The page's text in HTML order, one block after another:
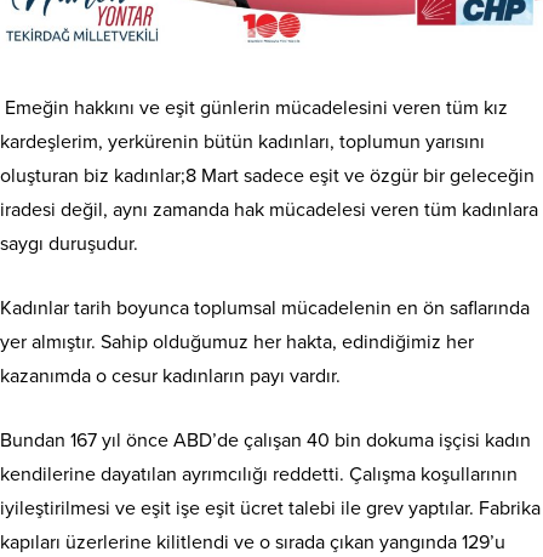
Emeğin hakkını ve eşit günlerin mücadelesini veren tüm kız
kardeşlerim, yerkürenin bütün kadınları, toplumun yarısını
oluşturan biz kadınlar;8 Mart sadece eşit ve özgür bir geleceğin
iradesi değil, aynı zamanda hak mücadelesi veren tüm kadınlara
saygı duruşudur.
Kadınlar tarih boyunca toplumsal mücadelenin en ön saflarında
yer almıştır. Sahip olduğumuz her hakta, edindiğimiz her
kazanımda o cesur kadınların payı vardır.
Bundan 167 yıl önce ABD’de çalışan 40 bin dokuma işçisi kadın
kendilerine dayatılan ayrımcılığı reddetti. Çalışma koşullarının
iyileştirilmesi ve eşit işe eşit ücret talebi ile grev yaptılar. Fabrika
kapıları üzerlerine kilitlendi ve o sırada çıkan yangında 129’u